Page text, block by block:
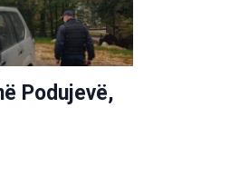
Podujevë,